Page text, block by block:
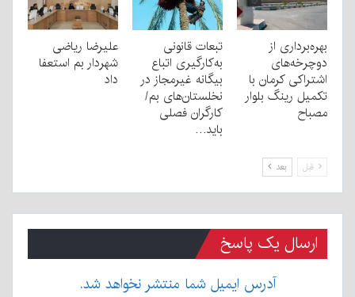
بهره‌برداری از
دوچرخه‌های
اشتراکی کرمان با
تکمیل رینگ بلوار
مصباح
تبعات قانونی
به‌کارگیری اتباع
بیگانه غیرمجاز در
نخلستان‌های بم/
کارگران فصلی
باید…
علیرضا ریاضی
شهردار بم استعفا
داد
قبل بعد
ارسال یک پاسخ
آدرس ایمیل شما منتشر نخواهد شد.